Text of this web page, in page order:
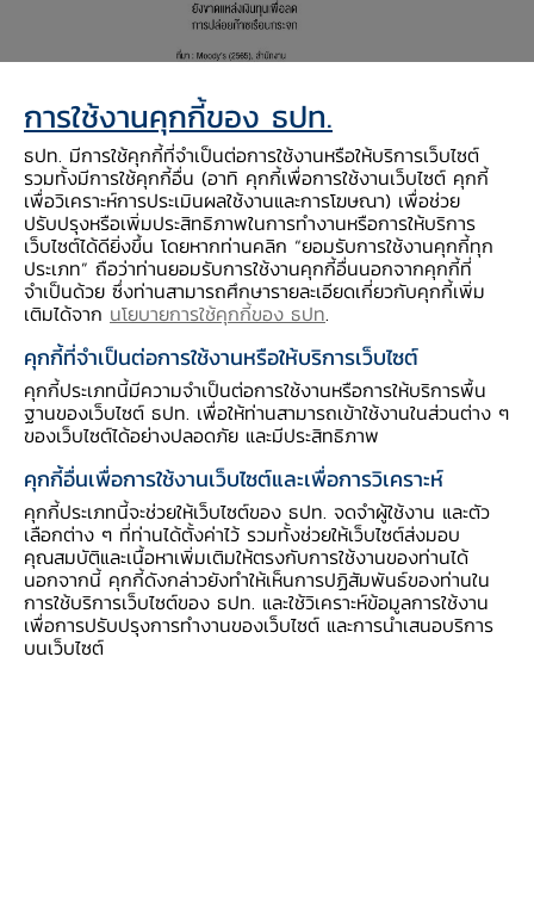
ภูมิหลังของภาคการเงิน
ภาคการเงินมีบทบาทสำคัญในการจัดสรร
เงินทุนให้แก่ระบบเศรษฐกิจ และมีส่วนในการ
กำหนดทิศทางและโครงสร้างเศรษฐกิจที่สำคัญ หาก
ภาคการเงินจัดสรรเงินทุนไปสู่ภาคเศรษฐกิจที่เป็น
มิตรกับสิ่งแวดล้อม โดยเฉพาะให้กับภาคธุรกิจและ
ครัวเรือนที่ปรับตัวได้ช้า ก็จะเป็นตัวเร่งให้การปรับ
โครงสร้างของระบบเศรษฐกิจเร็วขึ้นและเป็นไปอย่าง
ราบรื่น ในทางกลับกัน หากการเปลี่ยนผ่านไปสู่
เศรษฐกิจที่เป็นมิตรกับสิ่งแวดล้อมไม่เกิดขึ้น ภาค
การเงินก็จะเสียโอกาสในการลงทุนกับภาคเศรษฐกิจ
เกิดใหม่ ซึ่งอาจส่งผลให้ไม่สามารถกระจายความ
เสี่ยงได้อย่างเหมาะสม
การใช้งานคุกกี้ของ ธปท.
ธปท. มีการใช้คุกกี้ที่จำเป็นต่อการใช้งานหรือให้บริการเว็บไซต์
รวมทั้งมีการใช้คุกกี้อื่น (อาทิ คุกกี้เพื่อการใช้งานเว็บไซต์ คุกกี้
เพื่อวิเคราะห์การประเมินผลใช้งานและการโฆษณา) เพื่อช่วย
ปรับปรุงหรือเพิ่มประสิทธิภาพในการทำงานหรือการให้บริการ
เว็บไซต์ได้ดียิ่งขึ้น โดยหากท่านคลิก “ยอมรับการใช้งานคุกกี้ทุก
ประเภท” ถือว่าท่านยอมรับการใช้งานคุกกี้อื่นนอกจากคุกกี้ที่
จำเป็นด้วย ซึ่งท่านสามารถศึกษารายละเอียดเกี่ยวกับคุกกี้เพิ่ม
เติมได้จาก นโยบายการใช้คุกกี้ของ ธปท.
คุกกี้ที่จำเป็นต่อการใช้งานหรือให้บริการเว็บไซต์
คุกกี้ประเภทนี้มีความจำเป็นต่อการใช้งานหรือการให้บริการพื้น
ฐานของเว็บไซต์ ธปท. เพื่อให้ท่านสามารถเข้าใช้งานในส่วนต่าง ๆ
ของเว็บไซต์ได้อย่างปลอดภัย และมีประสิทธิภาพ
คุกกี้อื่นเพื่อการใช้งานเว็บไซต์และเพื่อการวิเคราะห์
คุกกี้ประเภทนี้จะช่วยให้เว็บไซต์ของ ธปท. จดจำผู้ใช้งาน และตัว
เลือกต่าง ๆ ที่ท่านได้ตั้งค่าไว้ รวมทั้งช่วยให้เว็บไซต์ส่งมอบ
คุณสมบัติและเนื้อหาเพิ่มเติมให้ตรงกับการใช้งานของท่านได้
นอกจากนี้ คุกกี้ดังกล่าวยังทำให้เห็นการปฏิสัมพันธ์ของท่านใน
การใช้บริการเว็บไซต์ของ ธปท. และใช้วิเคราะห์ข้อมูลการใช้งาน
เพื่อการปรับปรุงการทำงานของเว็บไซต์ และการนำเสนอบริการ
บนเว็บไซต์